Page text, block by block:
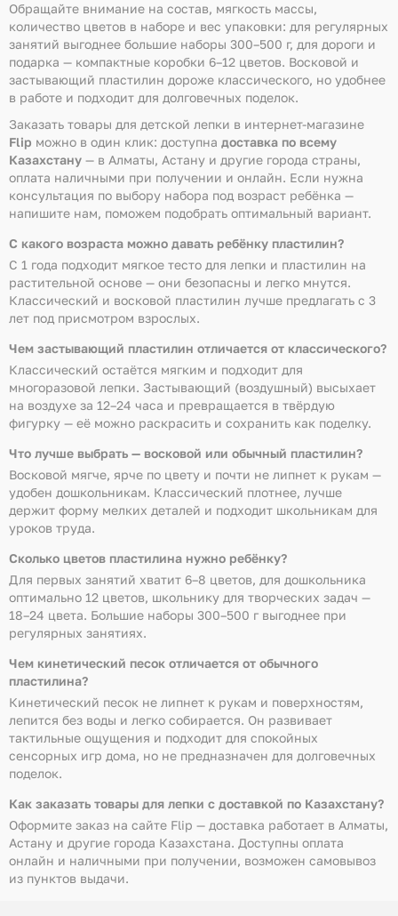
Обращайте внимание на состав, мягкость массы,
количество цветов в наборе и вес упаковки: для регулярных
занятий выгоднее большие наборы 300–500 г, для дороги и
подарка — компактные коробки 6–12 цветов. Восковой и
застывающий пластилин дороже классического, но удобнее
в работе и подходит для долговечных поделок.
Заказать товары для детской лепки в интернет-магазине
Flip можно в один клик: доступна доставка по всему
Казахстану — в Алматы, Астану и другие города страны,
оплата наличными при получении и онлайн. Если нужна
консультация по выбору набора под возраст ребёнка —
напишите нам, поможем подобрать оптимальный вариант.
С какого возраста можно давать ребёнку пластилин?
С 1 года подходит мягкое тесто для лепки и пластилин на
растительной основе — они безопасны и легко мнутся.
Классический и восковой пластилин лучше предлагать с 3
лет под присмотром взрослых.
Чем застывающий пластилин отличается от классического?
Классический остаётся мягким и подходит для
многоразовой лепки. Застывающий (воздушный) высыхает
на воздухе за 12–24 часа и превращается в твёрдую
фигурку — её можно раскрасить и сохранить как поделку.
Что лучше выбрать — восковой или обычный пластилин?
Восковой мягче, ярче по цвету и почти не липнет к рукам —
удобен дошкольникам. Классический плотнее, лучше
держит форму мелких деталей и подходит школьникам для
уроков труда.
Сколько цветов пластилина нужно ребёнку?
Для первых занятий хватит 6–8 цветов, для дошкольника
оптимально 12 цветов, школьнику для творческих задач —
18–24 цвета. Большие наборы 300–500 г выгоднее при
регулярных занятиях.
Чем кинетический песок отличается от обычного
пластилина?
Кинетический песок не липнет к рукам и поверхностям,
лепится без воды и легко собирается. Он развивает
тактильные ощущения и подходит для спокойных
сенсорных игр дома, но не предназначен для долговечных
поделок.
Как заказать товары для лепки с доставкой по Казахстану?
Оформите заказ на сайте Flip — доставка работает в Алматы,
Астану и другие города Казахстана. Доступны оплата
онлайн и наличными при получении, возможен самовывоз
из пунктов выдачи.